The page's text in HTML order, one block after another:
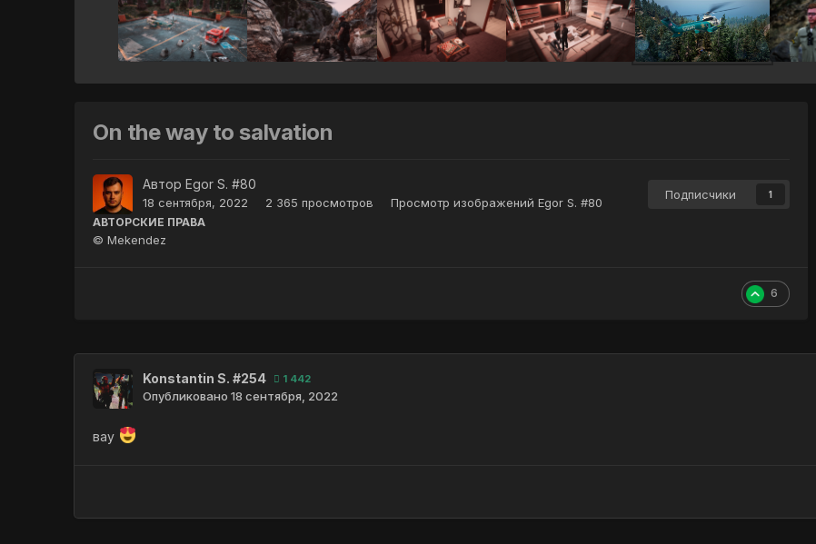
On the way to salvation
АвторEgor S. #80
18 сентября, 2022 2 365 просмотров Просмотр изображений Egor S. #80
Подписчики 1
АВТОРСКИЕ ПРАВА
© Mekendez
6
Konstantin S. #254 1 442
Опубликовано18 сентября, 2022
вау